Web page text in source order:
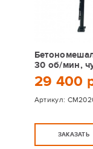
30 об/мин,
29 400
Артикул:
ЗАКАЗАТЬ